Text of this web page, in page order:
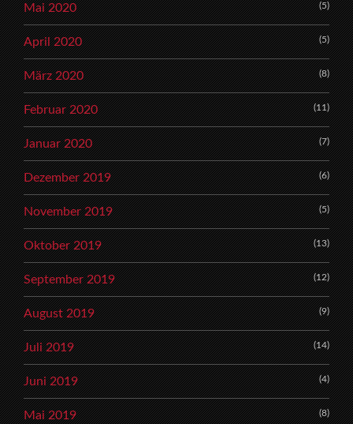
Mai 2020 (5)
April 2020 (5)
März 2020 (8)
Februar 2020 (11)
Januar 2020 (7)
Dezember 2019 (6)
November 2019 (5)
Oktober 2019 (13)
September 2019 (12)
August 2019 (9)
Juli 2019 (14)
Juni 2019 (4)
Mai 2019 (8)